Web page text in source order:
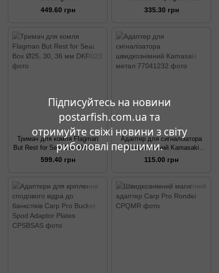
Підписуйтесь на новини
postarfish.com.ua та
отримуйте свіжі новини з світу
риболовлі першими.
449.60 грн 335.30 грн
Тримач для комля Flagman
But Rest for Seat Box Ø25, 30,
36 мм
599.40 грн
Адаптер для сигналізатора
швидкознімний Kamasaki
метал
115.00 грн